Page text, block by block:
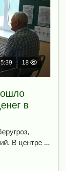
18
в
В центре ...